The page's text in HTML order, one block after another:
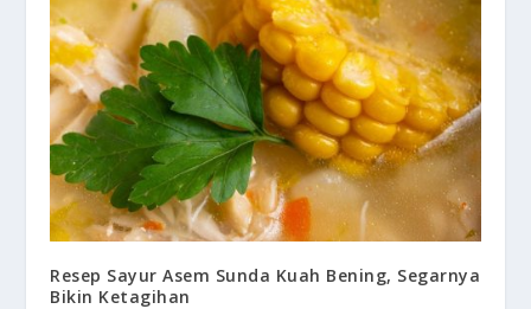
Resep Sayur Asem Sunda Kuah Bening, Segarnya
Bikin Ketagihan